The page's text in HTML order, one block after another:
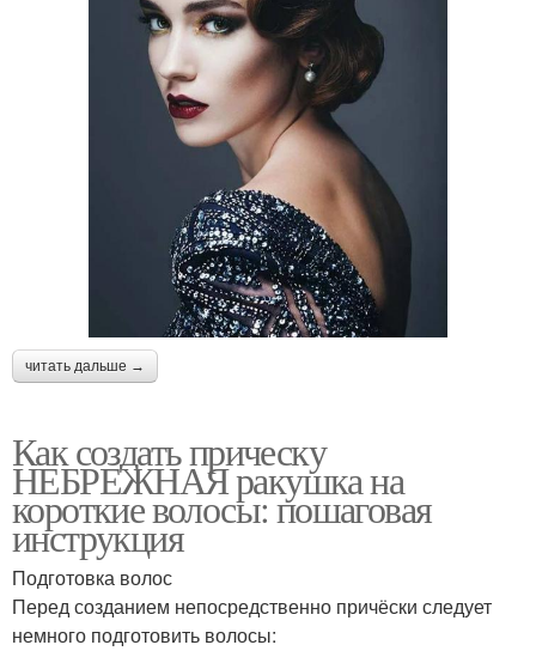
читать дальше →
Как создать прическу
НЕБРЕЖНАЯ ракушка на
короткие волосы: пошаговая
инструкция
Подготовка волос
Перед созданием непосредственно причёски следует
немного подготовить волосы: